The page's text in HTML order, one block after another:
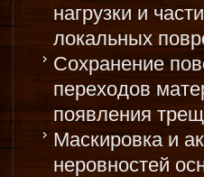
нагрузки и
локальных
Сохранение
переходов
появления
Маскировка и
неровностей